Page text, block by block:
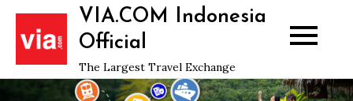
Skip
content
VIA.COM Indonesia
Official
The Largest Travel Exchange